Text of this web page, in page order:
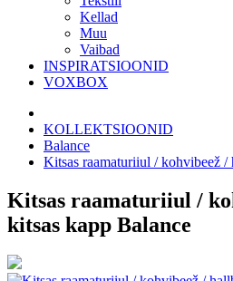
Kellad
Muu
Vaibad
INSPIRATSIOONID
VOXBOX
KOLLEKTSIOONID
Balance
Kitsas raamaturiiul / kohvibeež /
Kitsas raamaturiiul /
kitsas kapp Balance